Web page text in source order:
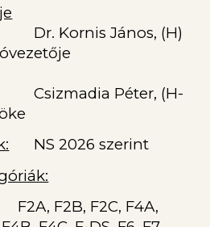
Dr. Kornis János, (H)
Csizmadia Péter, (H-
NS 2026 szerint
F2A, F2B, F2C, F4A,